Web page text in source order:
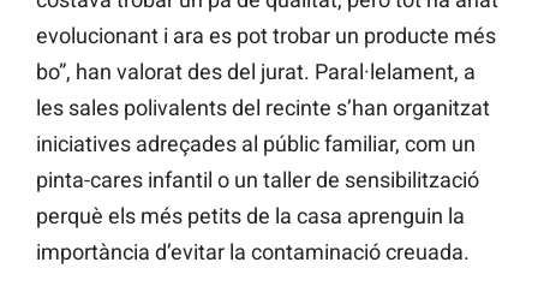
evolucionant i ara es pot trobar un producte més
bo”, han valorat des del jurat. Paral·lelament, a
les sales polivalents del recinte s’han organitzat
iniciatives adreçades al públic familiar, com un
pinta-cares infantil o un taller de sensibilització
perquè els més petits de la casa aprenguin la
importància d’evitar la contaminació creuada.